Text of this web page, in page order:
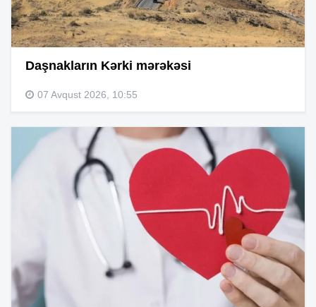
Daşnakların Kərki mərəkəsi
07 Avqust 2026, 10:55